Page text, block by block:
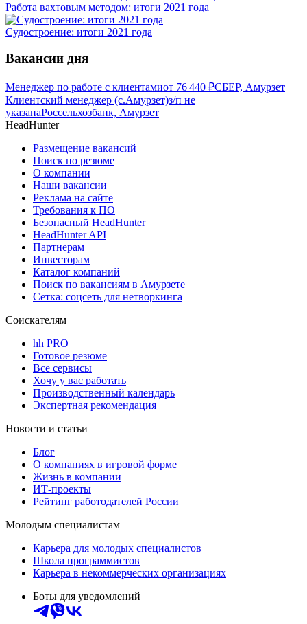
Работа вахтовым методом: итоги 2021 года
Судостроение: итоги 2021 года
Вакансии дня
Менеджер по работе с клиентамиот 76 440 ₽СБЕР, Амурзет
Клиентский менеджер (с.Амурзет)з/п не
указанаРоссельхозбанк, Амурзет
HeadHunter
Размещение вакансий
Поиск по резюме
О компании
Наши вакансии
Реклама на сайте
Требования к ПО
Безопасный HeadHunter
HeadHunter API
Партнерам
Инвесторам
Каталог компаний
Поиск по вакансиям в Амурзете
Сетка: соцсеть для нетворкинга
Соискателям
hh PRO
Готовое резюме
Все сервисы
Хочу у вас работать
Производственный календарь
Экспертная рекомендация
Новости и статьи
Блог
О компаниях в игровой форме
Жизнь в компании
ИТ-проекты
Рейтинг работодателей России
Молодым специалистам
Карьера для молодых специалистов
Школа программистов
Карьера в некоммерческих организациях
Боты для уведомлений